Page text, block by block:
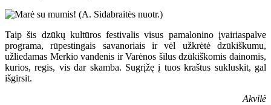
Taip šis dzūkų kultūros festivalis visus pamalonino įvairiaspalve
programa, rūpestingais savanoriais ir vėl užkrėtė dzūkiškumu,
užliedamas Merkio vandenis ir Varėnos šilus dzūkiškomis dainomis,
kurios, regis, vis dar skamba. Sugrįžę į tuos kraštus sukluskit, gal
išgirsit.
Akvilė